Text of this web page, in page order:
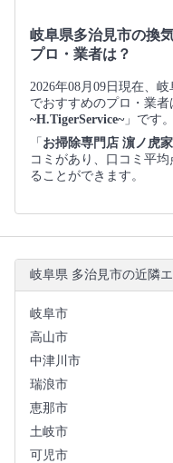
岐阜県多治見市の換
プロ・業者は？
2026年08月09日現在、
でおすすめのプロ・業者
~H.TigerService~ 」です。
「 お掃除専門店 濵ノ虎
コミがあり、口コミ平均
ることができます。
岐阜県 多治見市の近隣
岐阜市
高山市
中津川市
瑞浪市
恵那市
土岐市
可児市